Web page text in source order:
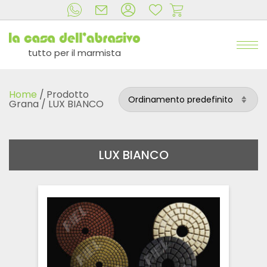
tutto per il marmista
Home / Prodotto
Grana / LUX BIANCO
LUX BIANCO